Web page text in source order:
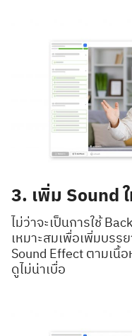
3. เพิ่ม Sound
ไม่ว่าจะเป็นการใช้
เหมาะสมเพื่อเพิ่มบรร
Sound Effect ตามเนื้
ดูไม่น่าเบื่อ